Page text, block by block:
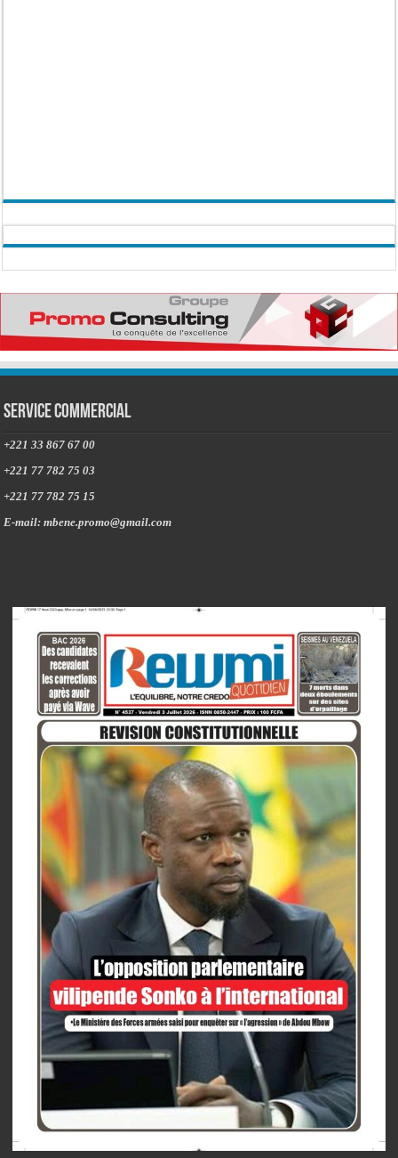
Service commercial
+221 33 867 67 00
+221 77 782 75 03
+221 77 782 75 15
E-mail: mbene.promo@gmail.com